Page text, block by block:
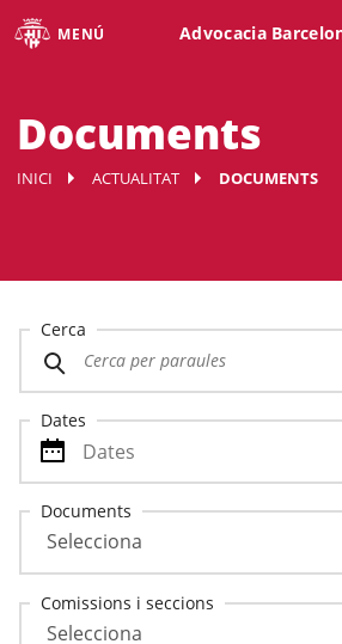
MENÚ Advocacia
Documents
INICI ACTUALITAT DOCUMENTS
Cerca
Dates
Documents
Comissions i seccions